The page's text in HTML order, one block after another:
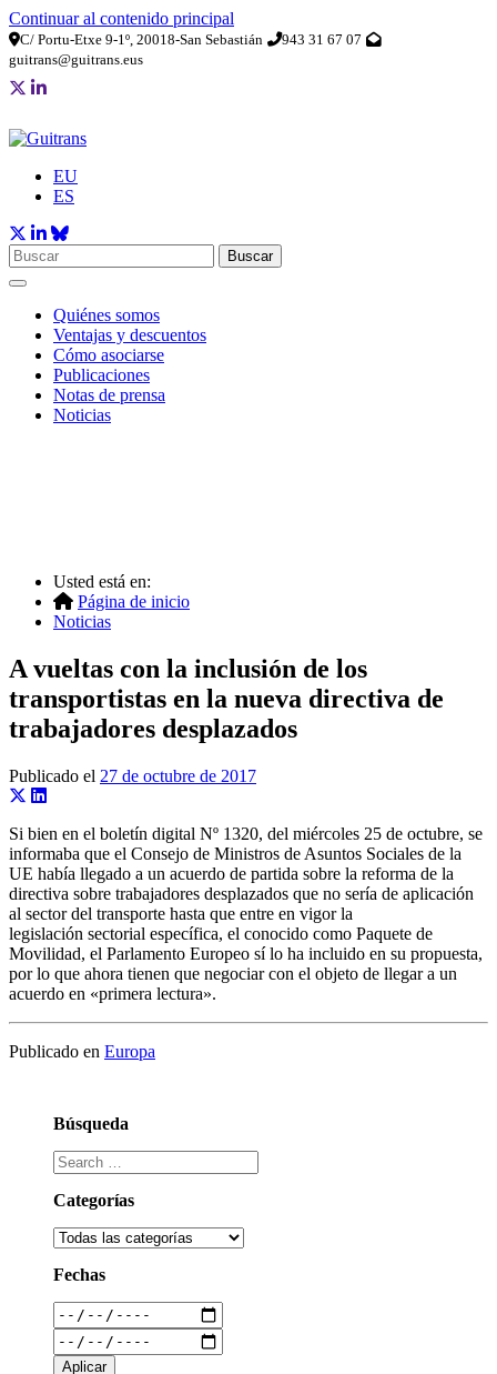
Continuar al contenido principal
C/ Portu-Etxe 9-1º, 20018-San Sebastián
943 31 67 07
guitrans@guitrans.eus
EU
ES
Buscar
Quiénes somos
Ventajas y descuentos
Cómo asociarse
Publicaciones
Notas de prensa
Noticias
Usted está en:
Página de inicio
Noticias
A vueltas con la inclusión de los
transportistas en la nueva directiva de
trabajadores desplazados
Publicado el 27 de octubre de 2017
Si bien en el boletín digital Nº 1320, del miércoles 25 de octubre, se
informaba que el Consejo de Ministros de Asuntos Sociales de la
UE había llegado a un acuerdo de partida sobre la reforma de la
directiva sobre trabajadores desplazados que no sería de aplicación
al sector del transporte hasta que entre en vigor la
legislación sectorial específica, el conocido como Paquete de
Movilidad, el Parlamento Europeo sí lo ha incluido en su propuesta,
por lo que ahora tienen que negociar con el objeto de llegar a un
acuerdo en «primera lectura».
Publicado en Europa
Búsqueda
Categorías
Fechas